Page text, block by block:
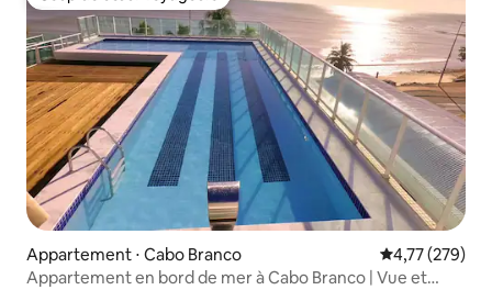
Coup de cœur voyageurs
Appartement ⋅ Cabo Branco Évaluation
4,77 (279)
Appartement en bord de mer à Cabo Branco | Vue et